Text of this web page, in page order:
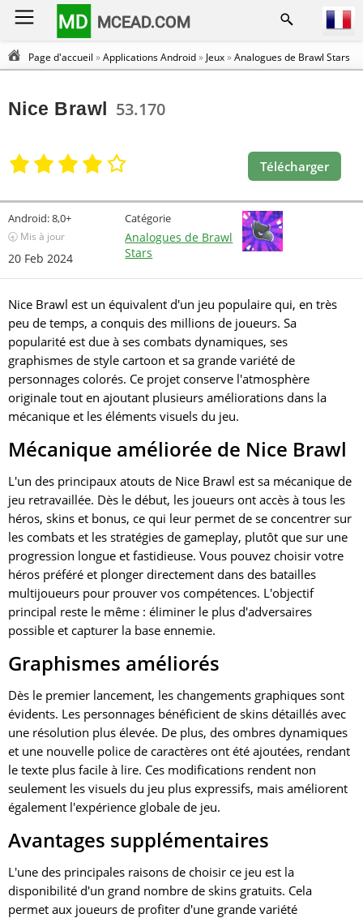
MD MCEAD.COM
Page d'accueil »Applications Android» Jeux»Analogues de Brawl Stars
Nice Brawl 53.170
Télécharger
Android:8,0+
🕣 Mis à jour
20 Feb 2024
Catégorie
Analogues de Brawl
Stars
Nice Brawl est un équivalent d'un jeu populaire qui, en très
peu de temps, a conquis des millions de joueurs. Sa
popularité est due à ses combats dynamiques, ses
graphismes de style cartoon et sa grande variété de
personnages colorés. Ce projet conserve l'atmosphère
originale tout en ajoutant plusieurs améliorations dans la
mécanique et les éléments visuels du jeu.
Mécanique améliorée de Nice Brawl
L'un des principaux atouts de Nice Brawl est sa mécanique de
jeu retravaillée. Dès le début, les joueurs ont accès à tous les
héros, skins et bonus, ce qui leur permet de se concentrer sur
les combats et les stratégies de gameplay, plutôt que sur une
progression longue et fastidieuse. Vous pouvez choisir votre
héros préféré et plonger directement dans des batailles
multijoueurs pour prouver vos compétences. L'objectif
principal reste le même : éliminer le plus d'adversaires
possible et capturer la base ennemie.
Graphismes améliorés
Dès le premier lancement, les changements graphiques sont
évidents. Les personnages bénéficient de skins détaillés avec
une résolution plus élevée. De plus, des ombres dynamiques
et une nouvelle police de caractères ont été ajoutées, rendant
le texte plus facile à lire. Ces modifications rendent non
seulement les visuels du jeu plus expressifs, mais améliorent
également l'expérience globale de jeu.
Avantages supplémentaires
L'une des principales raisons de choisir ce jeu est la
disponibilité d'un grand nombre de skins gratuits. Cela
permet aux joueurs de profiter d'une grande variété